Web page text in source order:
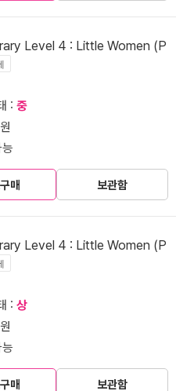
Level 4 : Little Women (P
: 중
매 보관함
Level 4 : Little Women (P
: 상
매 보관함